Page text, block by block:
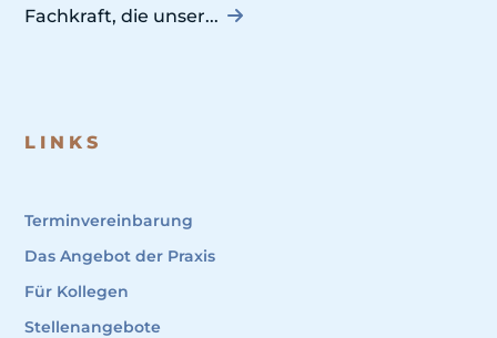
Fachkraft, die unser...
LINKS
Terminvereinbarung
Das Angebot der Praxis
Für Kollegen
Stellenangebote